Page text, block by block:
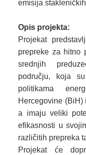
emisija stakleničkih
Opis projekta:
Projekat
prepreke za hitno
srednjih
području, koja
politikama
Hercegovine
a imaju veliki
efikasnosti u
različitih prepreka
Projekat će